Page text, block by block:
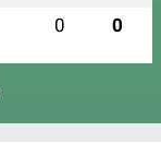
0 0